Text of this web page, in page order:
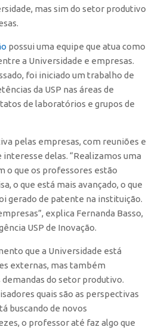
mas sim do setor produtivo
possui uma equipe que atua como
a Universidade e empresas.
foi iniciado um trabalho de
da USP nas áreas de
de laboratórios e grupos de
pelas empresas, com reuniões e
delas. “Realizamos uma
o que os professores estão
o que está mais avançado, o que
gerado de patente na instituição.
explica Fernanda Basso,
USP de Inovação.
que a Universidade está
externas, mas também
do setor produtivo.
quais são as perspectivas
buscando de novos
o professor até faz algo que